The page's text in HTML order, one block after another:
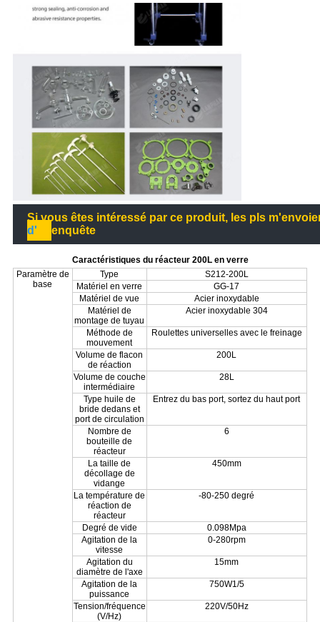
Si vous êtes intéressé par ce produit, les pls
d'
enquête
Caractéristiques du réacteur 200L en verre
Paramètre de
base
Type
S212-200L
Matériel en verre
GG-17
Matériel de vue
Acier inoxydable
Matériel de
montage de tuyau
Acier inoxydable 304
Méthode de
mouvement
Roulettes universelles avec le freinage
Volume de flacon
de réaction
200L
Volume de couche
intermédiaire
28L
Type huile de
bride dedans et
port de circulation
Entrez du bas port, sortez du haut port
Nombre de
bouteille de
réacteur
6
La taille de
décollage de
vidange
450mm
La température de
réaction de
réacteur
-80-250 degré
Degré de vide
0.098Mpa
Agitation de la
vitesse
0-280rpm
Agitation du
diamètre de l'axe
15mm
Agitation de la
puissance
750W1/5
Tension/fréquence
(V/Hz)
220V/50Hz